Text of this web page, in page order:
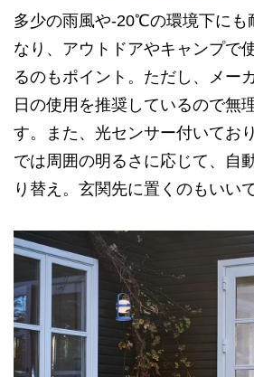
多少の雨風や-20℃の環境下にも
なり、アウトドアやキャンプで
るのもポイント。ただし、メー
日の使用を推奨しているので無
す。また、光センサー付いてお
では周囲の明るさに応じて、自
り替え。玄関先に置くのもいい